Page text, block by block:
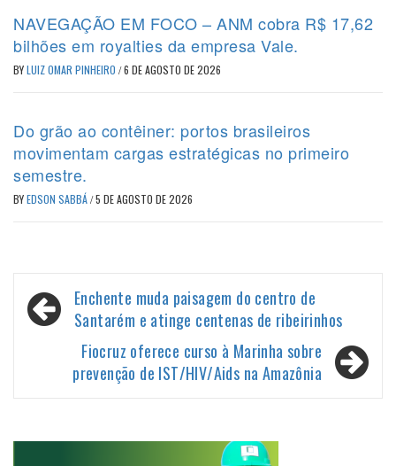
NAVEGAÇÃO EM FOCO – ANM cobra R$ 17,62
bilhões em royalties da empresa Vale.
BYLUIZ OMAR PINHEIRO /6 DE AGOSTO DE 2026
Do grão ao contêiner: portos brasileiros
movimentam cargas estratégicas no primeiro
semestre.
BYEDSON SABBÁ/5 DE AGOSTO DE 2026
Navegação
de
Enchente muda paisagem do centro de
Santarém e atinge centenas de ribeirinhos
Fiocruz oferece curso à Marinha sobre
prevenção de IST/HIV/Aids na Amazônia